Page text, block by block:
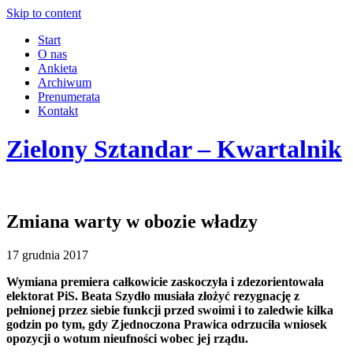
Skip to content
Start
O nas
Ankieta
Archiwum
Prenumerata
Kontakt
Zielony Sztandar – Kwartalnik
Zmiana warty w obozie władzy
17 grudnia 2017
Wymiana premiera całkowicie zaskoczyła i zdezorientowała
elektorat PiS. Beata Szydło musiała złożyć rezygnację z
pełnionej przez siebie funkcji przed swoimi i to zaledwie kilka
godzin po tym, gdy Zjednoczona Prawica odrzuciła wniosek
opozycji o wotum nieufności wobec jej rządu.